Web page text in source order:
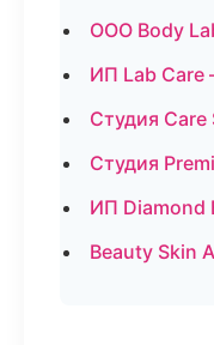
ООО Body
ИП Lab Care
Студия
Студия
ИП Diamond
Beauty Skin